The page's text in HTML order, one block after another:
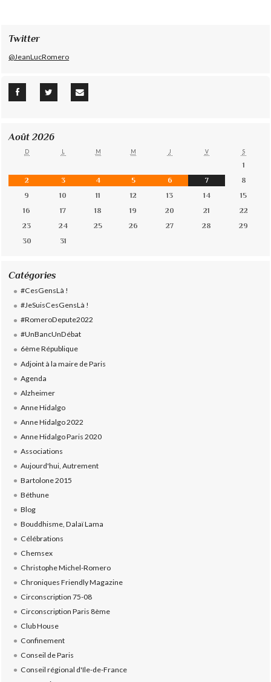
Twitter
@JeanLucRomero
Août 2026
D L M M J V S
1
2
3 4 5 6 7
8
9
10 11 12 13 14
15
16
17 18 19 20 21
22
23
24 25 26 27 28
29
30
31
Catégories
#CesGensLà !
#JeSuisCesGensLà !
#RomeroDepute2022
#UnBancUnDébat
6ème République
Adjoint à la maire de Paris
Agenda
Alzheimer
Anne Hidalgo
Anne Hidalgo 2022
Anne Hidalgo Paris 2020
Associations
Aujourd'hui, Autrement
Bartolone 2015
Béthune
Blog
Bouddhisme, Dalaï Lama
Célébrations
Chemsex
Christophe Michel-Romero
Chroniques Friendly Magazine
Circonscription 75-08
Circonscription Paris 8ème
Club House
Confinement
Conseil de Paris
Conseil régional d'Ile-de-France